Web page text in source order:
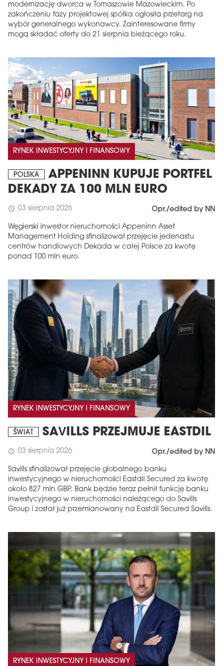
modernizację dworca w Tomaszowie Mazowieckim. Po
zakończeniu fazy projektowej spółka ogłosiła przetarg na
wybór generalnego wykonawcy. Zainteresowane firmy
mogą składać oferty do 21 sierpnia bieżącego roku.
RYNEK INWESTYCYJNY I FINANSOWY
POLSKA
APPENINN KUPUJE PORTFEL
DEKADY ZA 100 MLN EURO
schedule 03 sierpnia 2026 Opr./edited by NN
Węgierski inwestor nieruchomości Appeninn Asset
Management Holding sfinalizował przejęcie jedenastu
centrów handlowych Dekada w całej Polsce za kwotę
ponad 100 mln euro.
RYNEK INWESTYCYJNY I FINANSOWY
ŚWIAT SAVILLS PRZEJMUJE EASTDIL
schedule 03 sierpnia 2026 Opr./edited by NN
Savills sfinalizował przejęcie globalnego banku
inwestycyjnego w nieruchomości Eastdil Secured za kwotę
około 827 mln GBP. Bank będzie teraz pełnił funkcję banku
inwestycyjnego w nieruchomości należącego do Savills
Group i został już przemianowany na Eastdil Secured Savills.
RYNEK INWESTYCYJNY I FINANSOWY